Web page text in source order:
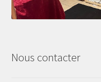
Nous contacter